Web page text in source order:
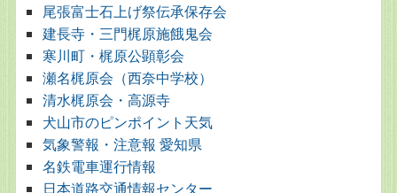
尾張富士石上げ祭伝承保存会
建長寺・三門梶原施餓鬼会
寒川町・梶原公顕彰会
瀬名梶原会（西奈中学校）
清水梶原会・高源寺
犬山市のピンポイント天気
気象警報・注意報 愛知県
名鉄電車運行情報
日本道路交通情報センター